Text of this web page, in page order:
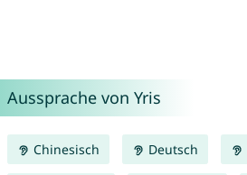
Aussprache von Yris
Chinesisch Deutsch